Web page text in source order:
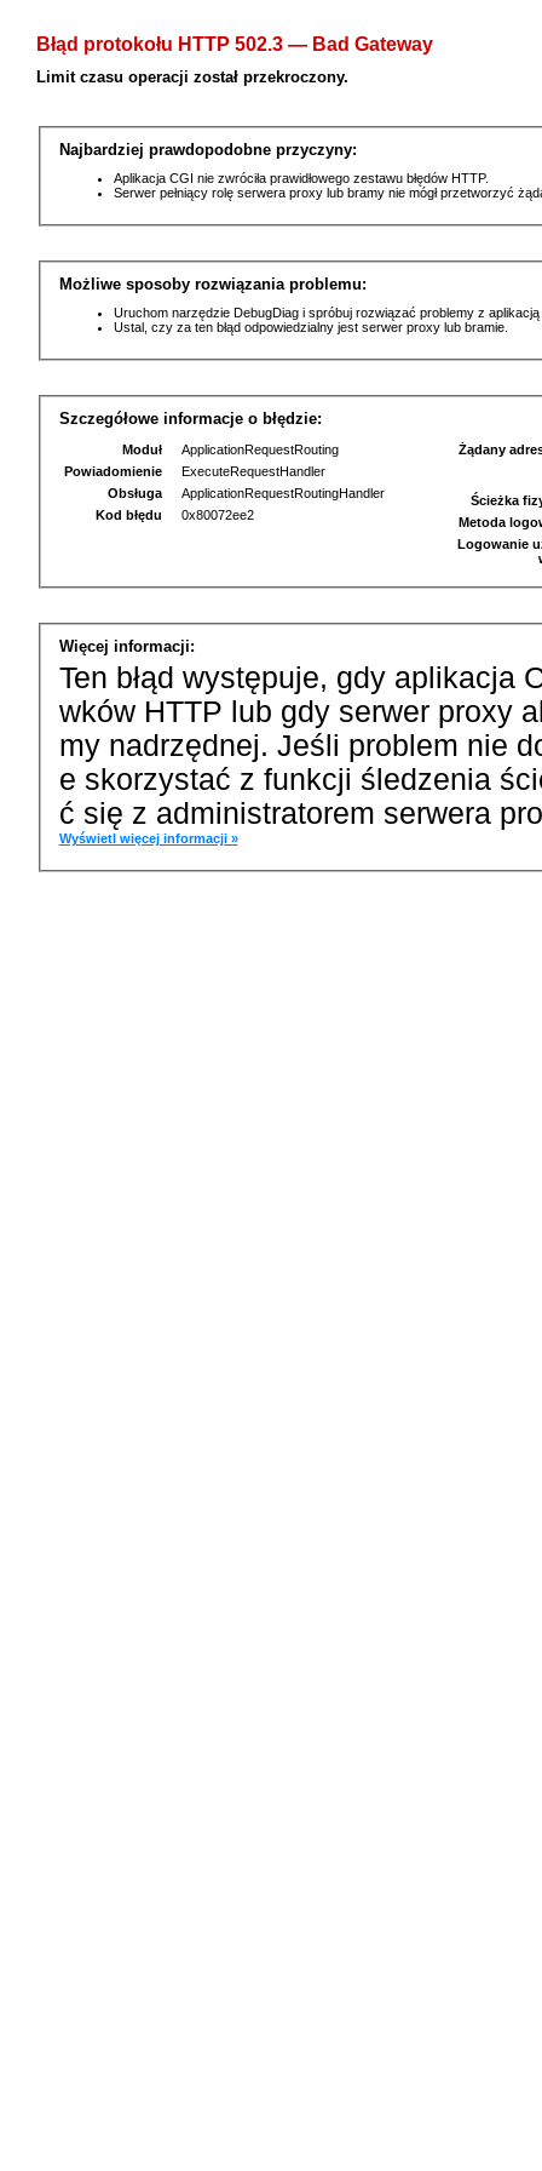
Błąd protokołu HTTP 502.3 — Bad Gateway
Limit czasu operacji został przekroczony.
Najbardziej prawdopodobne przyczyny:
Aplikacja CGI nie zwróciła prawidłowego zestawu błędów HTTP.
Serwer pełniący rolę serwera proxy lub bramy nie mógł przetworzyć
Możliwe sposoby rozwiązania problemu:
Uruchom narzędzie DebugDiag i spróbuj rozwiązać problemy z
Ustal, czy za ten błąd odpowiedzialny jest serwer proxy lub bramie.
Szczegółowe informacje o błędzie:
Moduł
ApplicationRequestRouting
Powiadomienie
ExecuteRequestHandler
Obsługa
ApplicationRequestRoutingHandler
Kod błędu
0x80072ee2
Żądany
Ścieżka
Metoda
Logowanie
Więcej informacji:
Ten błąd występuje, gdy aplikacja
wków HTTP lub gdy serwer proxy
my nadrzędnej. Jeśli problem nie
e skorzystać z funkcji śledzenia
ć się z administratorem serwera
Wyświetl więcej informacji »